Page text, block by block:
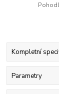
Kompletní
Parametry